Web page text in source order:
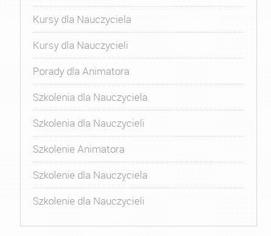
Kursy dla Nauczyciela
Kursy dla Nauczycieli
Porady dla Animatora
Szkolenia dla Nauczyciela
Szkolenia dla Nauczycieli
Szkolenie Animatora
Szkolenie dla Nauczyciela
Szkolenie dla Nauczycieli